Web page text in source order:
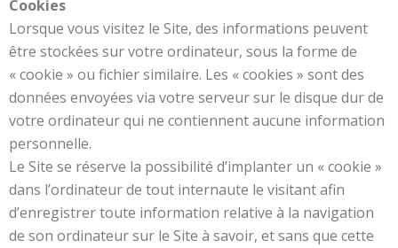
Cookies
Lorsque vous visitez le Site, des informations peuvent
être stockées sur votre ordinateur, sous la forme de
« cookie » ou fichier similaire. Les « cookies » sont des
données envoyées via votre serveur sur le disque dur de
votre ordinateur qui ne contiennent aucune information
personnelle.
Le Site se réserve la possibilité d’implanter un « cookie »
dans l’ordinateur de tout internaute le visitant afin
d’enregistrer toute information relative à la navigation
de son ordinateur sur le Site à savoir, et sans que cette